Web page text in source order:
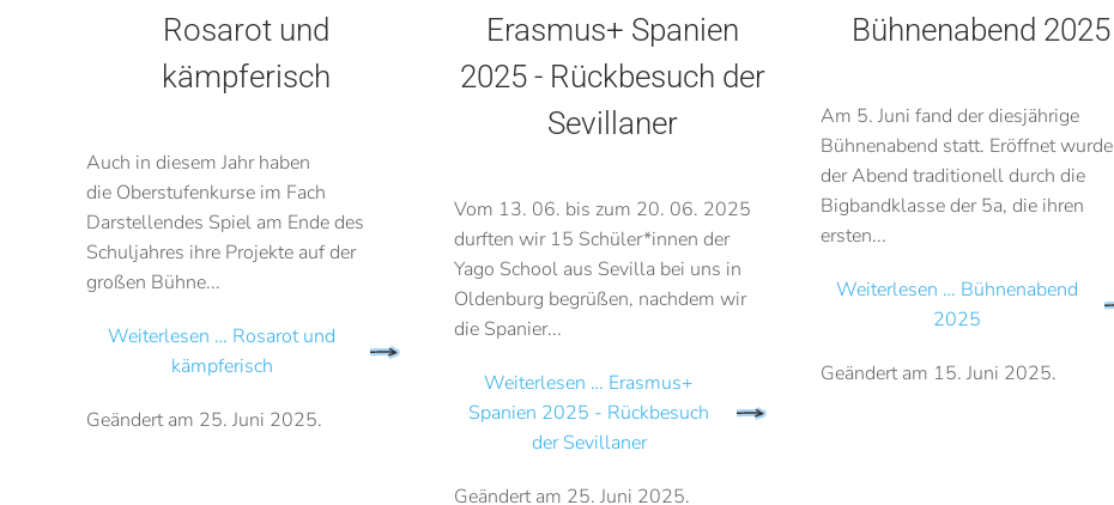
Rosarot und
kämpferisch
Auch in diesem Jahr haben
die Oberstufenkurse im Fach
Darstellendes Spiel am Ende des
Schuljahres ihre Projekte auf der
großen Bühne...
Weiterlesen … Rosarot und
kämpferisch
Geändert am 25. Juni 2025.
Erasmus+ Spanien
2025 - Rückbesuch der
Sevillaner
Vom 13. 06. bis zum 20. 06. 2025
durften wir 15 Schüler*innen der
Yago School aus Sevilla bei uns in
Oldenburg begrüßen, nachdem wir
die Spanier...
Weiterlesen … Erasmus+
Spanien 2025 - Rückbesuch
der Sevillaner
Geändert am 25. Juni 2025.
Bühnenabend 2025
Am 5. Juni fand der diesjährige
Bühnenabend statt. Eröffnet wurde
der Abend traditionell durch die
Bigbandklasse der 5a, die ihren
ersten...
Weiterlesen … Bühnenabend
2025
Geändert am 15. Juni 2025.